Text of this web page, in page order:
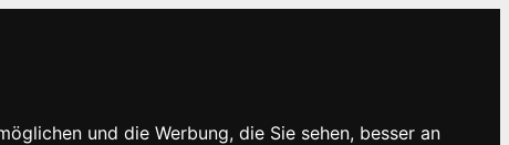
und die Werbung, die Sie sehen, besser an